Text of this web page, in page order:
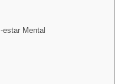
estar Mental